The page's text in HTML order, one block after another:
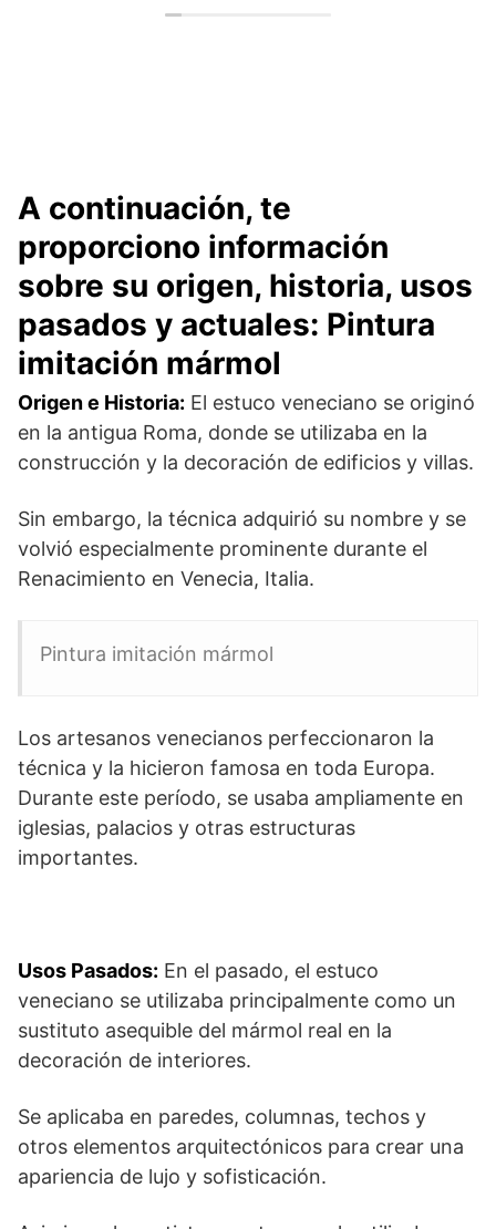
A continuación, te
proporciono información
sobre su origen, historia, usos
pasados y actuales: Pintura
imitación mármol
Origen e Historia: El estuco veneciano se originó
en la antigua Roma, donde se utilizaba en la
construcción y la decoración de edificios y villas.
Sin embargo, la técnica adquirió su nombre y se
volvió especialmente prominente durante el
Renacimiento en Venecia, Italia.
Pintura imitación mármol
Los artesanos venecianos perfeccionaron la
técnica y la hicieron famosa en toda Europa.
Durante este período, se usaba ampliamente en
iglesias, palacios y otras estructuras
importantes.
Usos Pasados: En el pasado, el estuco
veneciano se utilizaba principalmente como un
sustituto asequible del mármol real en la
decoración de interiores.
Se aplicaba en paredes, columnas, techos y
otros elementos arquitectónicos para crear una
apariencia de lujo y sofisticación.